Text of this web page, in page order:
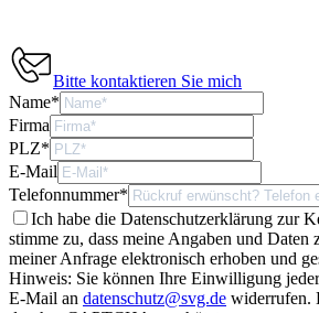
Bitte kontaktieren Sie mich
Name*
Firma
PLZ*
E-Mail
Telefonnummer*
Ich habe die Datenschutzerklärung zur
stimme zu, dass meine Angaben und Daten
meiner Anfrage elektronisch erhoben und
Hinweis: Sie können Ihre Einwilligung
E-Mail an datenschutz@svg.de widerrufen.